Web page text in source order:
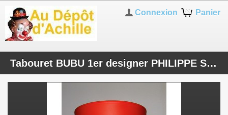
Panier
Connexion
Tabouret BUBU 1er designer PHILIPPE STARK Edition XO 1996 - Pop art vintage - coffre rangement